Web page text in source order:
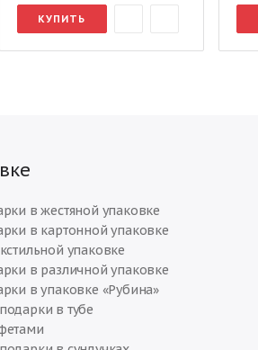
КУПИТЬ
в жестяной упаковке
в картонной упаковке
упаковке
в различной упаковке
в упаковке «Рубина»
в тубе